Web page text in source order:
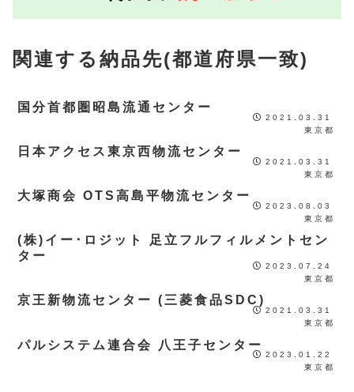
関連する納品先(都道府県一致)
国分首都圏昭島流通センター
2021.03.31
東京都
日本アクセス東京西物流センター
2021.03.31
東京都
大塚商会 OTS高島平物流センター
2023.08.03
東京都
(株)イー･ロジット 足立フルフィルメントセン
ター
2023.07.24
東京都
京王新物流センター (三菱食品SDC)
2021.03.31
東京都
パルシステム連合会 八王子センター
2023.01.22
東京都